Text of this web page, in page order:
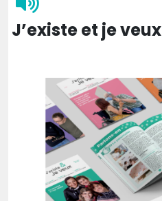
J’existe et je veux